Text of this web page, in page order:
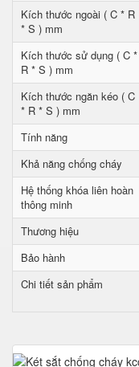
Kích thước ngoài ( C * R
* S ) mm
Kích thước sử dụng ( C *
R * S ) mm
Kích thước ngăn kéo ( C
* R * S ) mm
Tính năng
Khả năng chống cháy
Hệ thống khóa liên hoàn
thông minh
Thương hiệu
Bảo hành
Chi tiết sản phẩm